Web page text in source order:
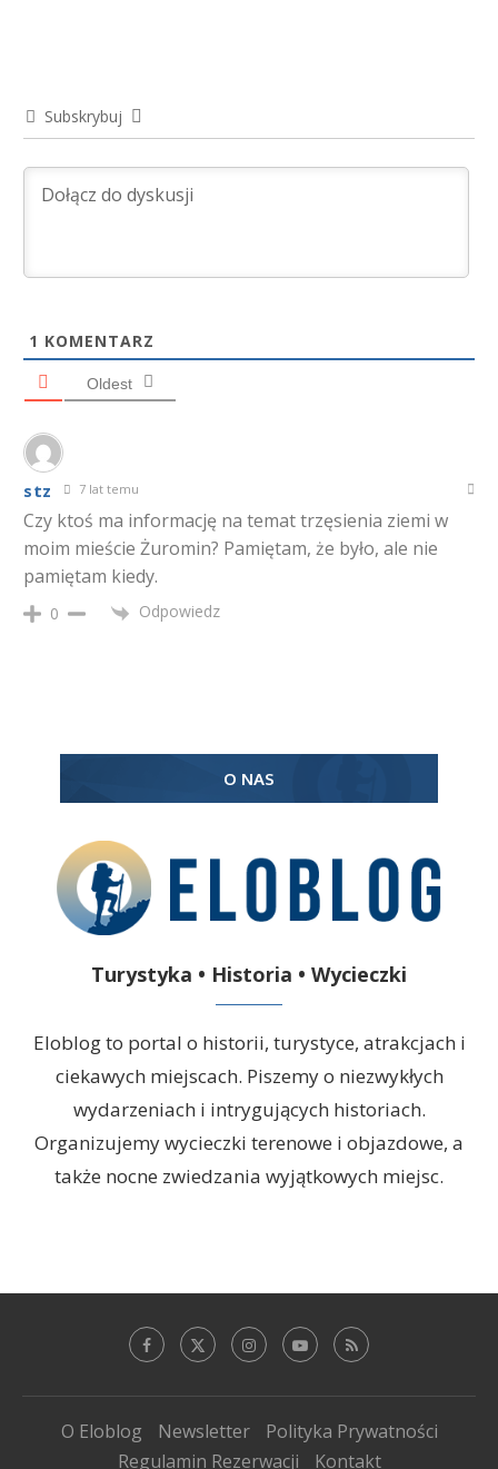
Subskrybuj
1 KOMENTARZ
Oldest
stz 7 lat temu
Czy ktoś ma informację na temat trzęsienia ziemi w
moim mieście Żuromin? Pamiętam, że było, ale nie
pamiętam kiedy.
0 Odpowiedz
O NAS
Turystyka • Historia • Wycieczki
Eloblog to portal o historii, turystyce, atrakcjach i
ciekawych miejscach. Piszemy o niezwykłych
wydarzeniach i intrygujących historiach.
Organizujemy wycieczki terenowe i objazdowe, a
także nocne zwiedzania wyjątkowych miejsc.
O Eloblog Newsletter
Polityka Prywatności
Regulamin Rezerwacji
Kontakt